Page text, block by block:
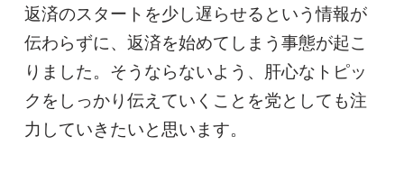
返済のスタートを少し遅らせるという情報が
伝わらずに、返済を始めてしまう事態が起こ
りました。そうならないよう、肝心なトピッ
クをしっかり伝えていくことを党としても注
力していきたいと思います。